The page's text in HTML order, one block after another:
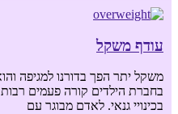
עודף משקל
משקל יתר הפך בדורנו למגיפה
בחברת הילדים קורה פעמים
בכינויי גנאי. לאדם מבוגר עם